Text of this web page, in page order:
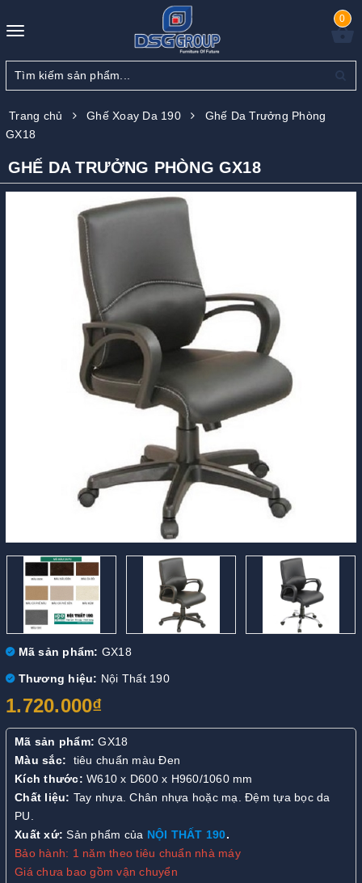
Toggle
0
Trang chủ Ghế Xoay Da 190
Ghế Da Trưởng Phòng
GX18
GHẾ DA TRƯỞNG PHÒNG GX18
Mã sản phẩm: GX18
Thương hiệu: Nội Thất 190
1.720.000₫
Mã sản phẩm: GX18
Màu sắc: tiêu chuẩn màu Đen
Kích thước: W610 x D600 x H960/1060 mm
Chất liệu: Tay nhựa. Chân nhựa hoặc mạ. Đệm tựa bọc da
PU.
Xuất xứ: Sản phẩm của NỘI THẤT 190.
Bảo hành: 1 năm theo tiêu chuẩn nhà máy
Giá chưa bao gồm vận chuyển